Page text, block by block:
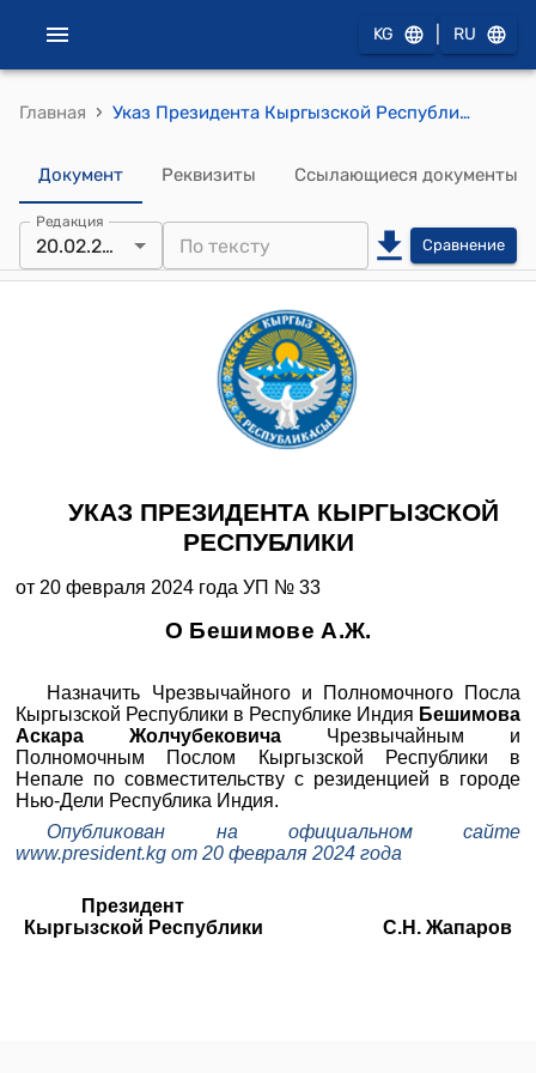
KG RU
Главная › Указ Президента Кыргызской Республики от 20 февраля 2024 года УП № 33 "О Бешимове А.Ж."
Документ Реквизиты Ссылающиеся документы
Редакция
20.02.2024 Сравнение